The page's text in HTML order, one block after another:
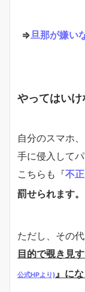
⇒旦那が嫌い
やってはい
自分のスマホ
手に侵入して
こちらも『不
罰せられます。
ただし、その
目的で覗き見
公式HPより)』にな